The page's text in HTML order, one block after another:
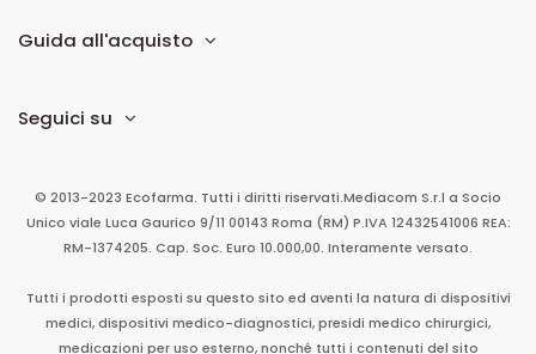
Guida all'acquisto
Seguici su
© 2013-2023 Ecofarma. Tutti i diritti riservati.Mediacom S.r.l a Socio
Unico viale Luca Gaurico 9/11 00143 Roma (RM) P.IVA 12432541006 REA:
RM-1374205. Cap. Soc. Euro 10.000,00. Interamente versato.
Tutti i prodotti esposti su questo sito ed aventi la natura di dispositivi
medici, dispositivi medico-diagnostici, presidi medico chirurgici,
medicazioni per uso esterno, nonché tutti i contenuti del sito